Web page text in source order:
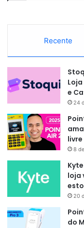
Recente
e
24
livre
8
loja
20
do